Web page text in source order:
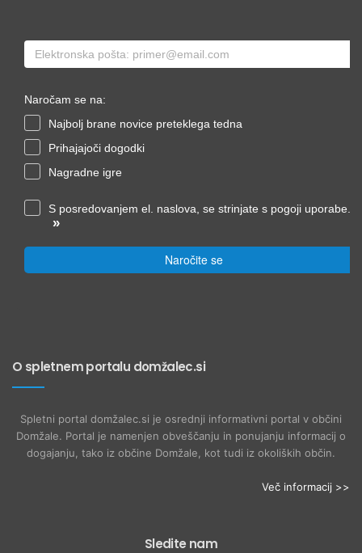
Naročam se na:
Najbolj brane novice preteklega tedna
Prihajajoči dogodki
Nagradne igre
S posredovanjem el. naslova, se strinjate s pogoji uporabe.
»
Naročite se
O spletnem portalu domžalec.si
Spletni portal domžalec.si je osrednji informativni portal v občini
Domžale. Portal je namenjen obveščanju in ponujanju informacij o
dogajanju, tako iz občine Domžale, kot tudi iz okoliških občin.
Več informacij >>
Sledite nam